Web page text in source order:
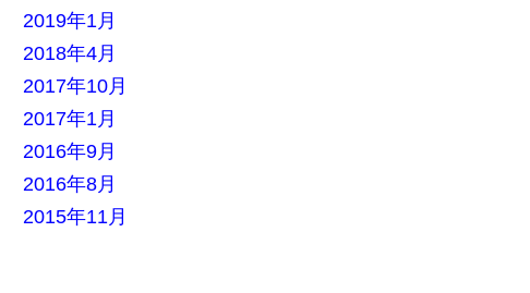
2019年1月
2018年4月
2017年10月
2017年1月
2016年9月
2016年8月
2015年11月